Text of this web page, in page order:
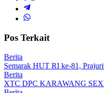
Pos Terkait
Berita
Semarak HUT RI ke-81,
Berita
XTC DPC KARAWANG